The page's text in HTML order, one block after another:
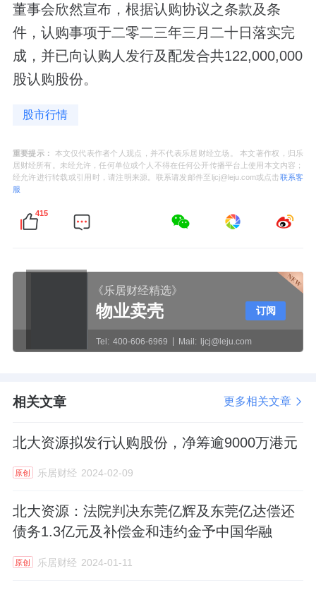
董事会欣然宣布，根据认购协议之条款及条
件，认购事项于二零二三年三月二十日落实完
成，并已向认购人发行及配发合共122,000,000
股认购股份。
股市行情
重要提示：
本文仅代表作者个人观点，并不代表乐居财经立场。 本文著作权，归乐
居财经所有。未经允许，任何单位或个人不得在任何公开传播平台上使用本文内容；
经允许进行转载或引用时，请注明来源。联系请发邮件至ljcj@leju.com或点击联系客
服
415
《乐居财经精选》
物业卖壳
Tel: 400-606-6969 Mail: ljcj@leju.com
订阅
相关文章 更多相关文章
北大资源拟发行认购股份，净筹逾9000万港元
原创 乐居财经 2024-02-09
北大资源：法院判决东莞亿辉及东莞亿达偿还
债务1.3亿元及补偿金和违约金予中国华融
原创 乐居财经 2024-01-11